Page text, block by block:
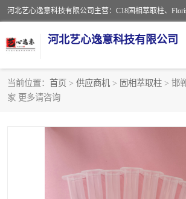
河北艺心逸意科技有限公司
当前位置： 首页 > 供应商机 > 固相萃取柱 > 邯
家 更多请咨询
固相萃取柱
离子色谱预处理柱
ELISA试剂盒 过滤器/